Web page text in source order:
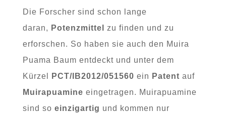
Die Forscher sind schon lange
daran, Potenzmittel
zu finden und zu
erforschen. So haben sie auch den Muira
Puama Baum entdeckt und unter dem
Kürzel
PCT/IB2012/051560 ein Patent auf
Muirapuamine eingetragen. Muirapuamine
sind so einzigartig und kommen nur